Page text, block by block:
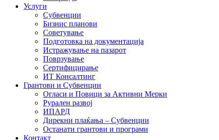
Услуги
Субвенции
Бизнис планови
Советување
Подготовка на документација
Истражување на пазарот
Поврзување
Сертифицирање
ИТ Консалтинг
Грантови и Субвенции
Огласи и Повици за Активни Мерки
Рурален развој
ИПАРД
Дирекни плаќања – Субвенции
Останати грантови и програми
Контакт